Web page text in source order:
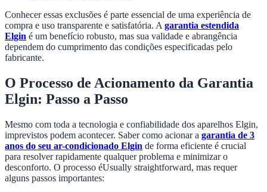
Conhecer essas exclusões é parte essencial de uma experiência de
compra e uso transparente e satisfatória. A garantia estendida
Elgin é um benefício robusto, mas sua validade e abrangência
dependem do cumprimento das condições especificadas pelo
fabricante.
O Processo de Acionamento da Garantia
Elgin: Passo a Passo
Mesmo com toda a tecnologia e confiabilidade dos aparelhos Elgin,
imprevistos podem acontecer. Saber como acionar a garantia de 3
anos do seu ar-condicionado Elgin de forma eficiente é crucial
para resolver rapidamente qualquer problema e minimizar o
desconforto. O processo éUsually straightforward, mas requer
alguns passos importantes: